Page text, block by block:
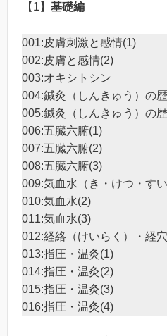
【1】 基礎編
001:皮膚刺激と感情(1)
002:皮膚と感情(2)
003:オキシトシン
004:鍼灸（しんきゅう）の
005:鍼灸（しんきゅう）の
006:五臓六腑(1)
007:五臓六腑(2)
008:五臓六腑(3)
009:気血水（き・けつ・す
010:気血水(2)
011:気血水(3)
012:経絡（けいらく）・経穴
013:指圧・温灸(1)
014:指圧・温灸(2)
015:指圧・温灸(3)
016:指圧・温灸(4)